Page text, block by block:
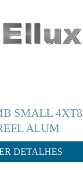
SMALL 4XT8
ALUM
DETALHES